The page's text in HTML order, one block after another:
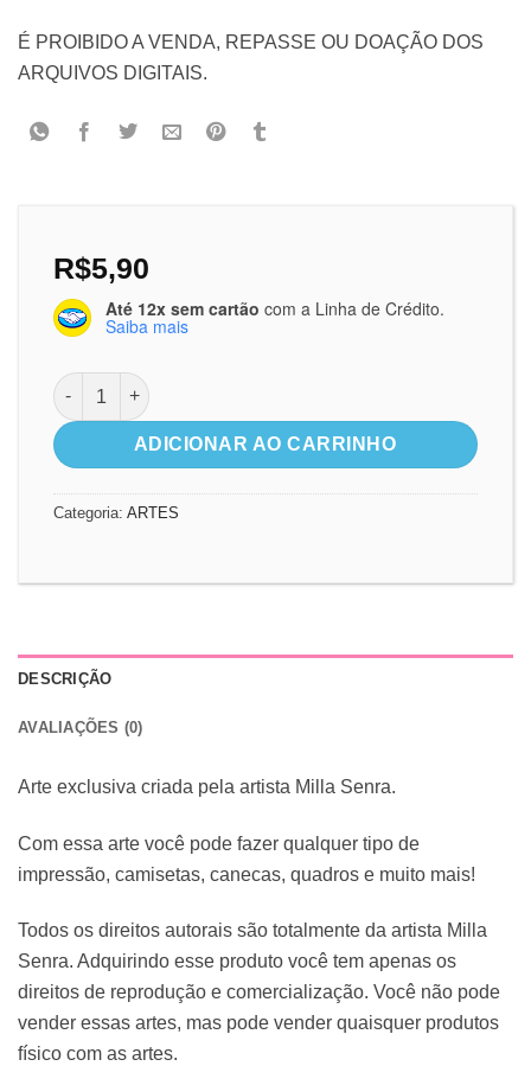
É PROIBIDO A VENDA, REPASSE OU DOAÇÃO DOS
ARQUIVOS DIGITAIS.
R$5,90
Até 12x sem cartão com a Linha de Crédito.
Saiba mais
Arte Digital O Senhor é Bom quantidade
ADICIONAR AO CARRINHO
Categoria: ARTES
DESCRIÇÃO
AVALIAÇÕES (0)
Arte exclusiva criada pela artista Milla Senra.
Com essa arte você pode fazer qualquer tipo de
impressão, camisetas, canecas, quadros e muito mais!
Todos os direitos autorais são totalmente da artista Milla
Senra. Adquirindo esse produto você tem apenas os
direitos de reprodução e comercialização. Você não pode
vender essas artes, mas pode vender quaisquer produtos
físico com as artes.